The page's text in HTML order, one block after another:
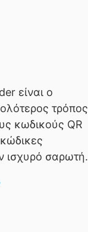
είναι ο
τρόπος
κωδικούς QR
ισχυρό σαρωτή.